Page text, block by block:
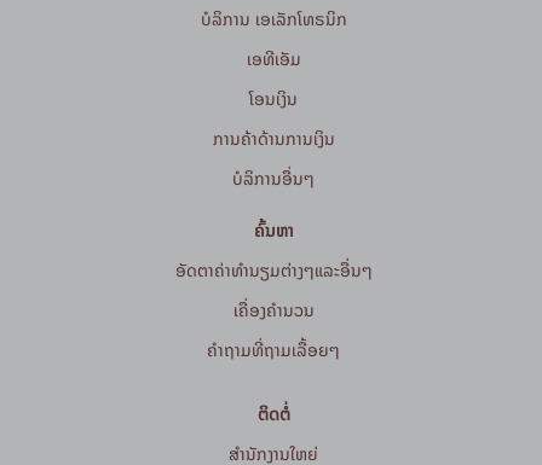
ບໍລິການ ເອເລັກໂທຣນິກ
ເອທີເອັມ
ໂອນເງິນ
ການຄ້າດ້ານການເງິນ
ບໍລິການອື່ນໆ
ຄົ້ນຫາ
ອັດຕາຄ່າທຳນຽມຕ່າງໆແລະອື່ນໆ
ເຄື່ອງຄຳນວນ
ຄໍາຖາມທີ່ຖາມເລື້ອຍໆ
ຕິດຕໍ່
ສໍານັກງານໃຫຍ່